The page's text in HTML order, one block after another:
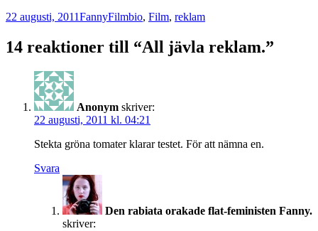
Postat
22 augusti, 2011Författare
FannyKategorier
FilmTaggar
bio, Film, reklam
14 reaktioner till “All jävla reklam.”
Anonym skriver:
22 augusti, 2011 kl. 04:21
Stekta gröna tomater klarar testet. För att nämna en.
Svara
Den rabiata orakade flat-feministen Fanny.
skriver: